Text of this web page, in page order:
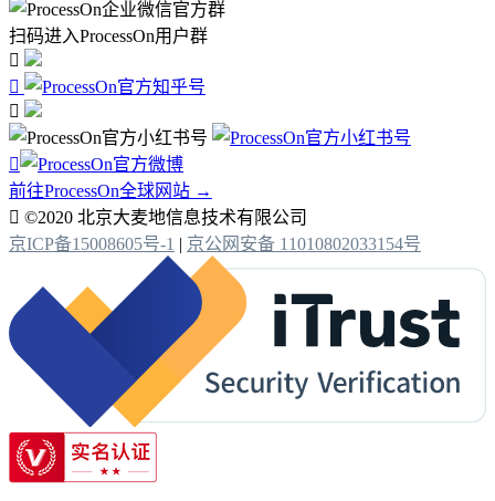
扫码进入ProcessOn用户群




前往ProcessOn全球网站 →
 ©2020 北京大麦地信息技术有限公司
京ICP备15008605号-1 | 京公网安备 11010802033154号